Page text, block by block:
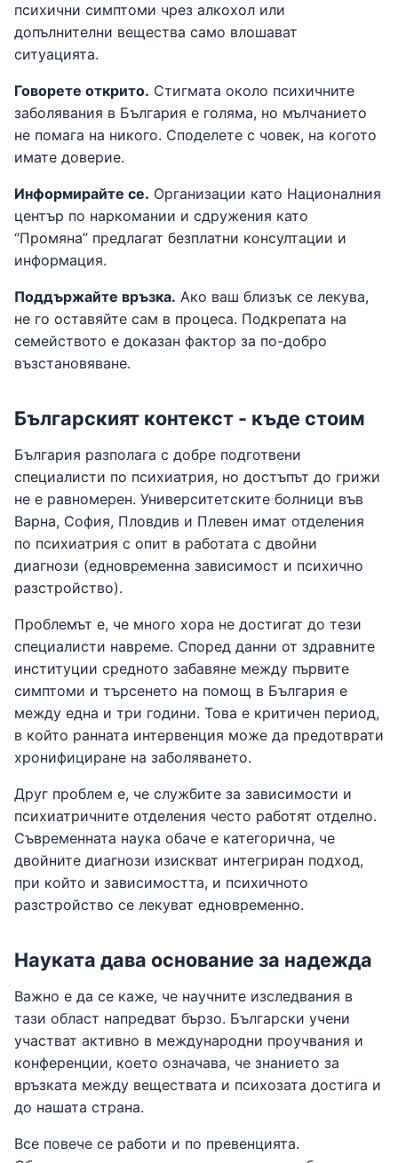
психични симптоми чрез алкохол или
допълнителни вещества само влошават
ситуацията.
Говорете открито. Стигмата около психичните
заболявания в България е голяма, но мълчанието
не помага на никого. Споделете с човек, на когото
имате доверие.
Информирайте се. Организации като Националния
център по наркомании и сдружения като
“Промяна” предлагат безплатни консултации и
информация.
Поддържайте връзка. Ако ваш близък се лекува,
не го оставяйте сам в процеса. Подкрепата на
семейството е доказан фактор за по-добро
възстановяване.
Българският контекст - къде стоим
България разполага с добре подготвени
специалисти по психиатрия, но достъпът до грижи
не е равномерен. Университетските болници във
Варна, София, Пловдив и Плевен имат отделения
по психиатрия с опит в работата с двойни
диагнози (едновременна зависимост и психично
разстройство).
Проблемът е, че много хора не достигат до тези
специалисти навреме. Според данни от здравните
институции средното забавяне между първите
симптоми и търсенето на помощ в България е
между една и три години. Това е критичен период,
в който ранната интервенция може да предотврати
хронифициране на заболяването.
Друг проблем е, че службите за зависимости и
психиатричните отделения често работят отделно.
Съвременната наука обаче е категорична, че
двойните диагнози изискват интегриран подход,
при който и зависимостта, и психичното
разстройство се лекуват едновременно.
Науката дава основание за надежда
Важно е да се каже, че научните изследвания в
тази област напредват бързо. Български учени
участват активно в международни проучвания и
конференции, което означава, че знанието за
връзката между веществата и психозата достига и
до нашата страна.
Все повече се работи и по превенцията.